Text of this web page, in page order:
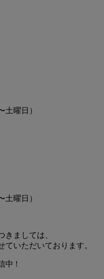
曜日）
曜日）
きましては、
いただいております。
中 !